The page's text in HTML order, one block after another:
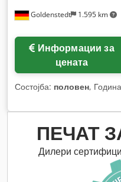
Goldenstedt 1.595 km
цената
Состојба: половен,
ПЕЧАТ
Дилери